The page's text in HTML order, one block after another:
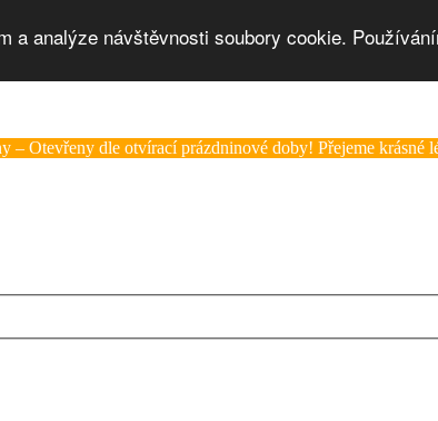
a analýze návštěvnosti soubory cookie.
– Otevřeny dle otvírací prázdninové doby! Přejeme krásné